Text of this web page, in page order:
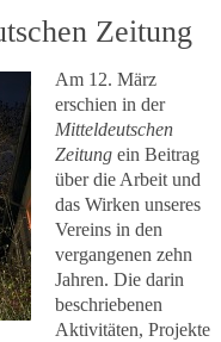
Zeitung
Am 12. März
erschien in der
Mitteldeutschen
Zeitungein Beitrag
über die Arbeit und
das Wirken unseres
Vereins in den
vergangenen zehn
Jahren. Die darin
beschriebenen
Aktivitäten, Projekte